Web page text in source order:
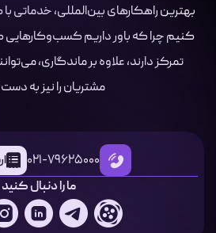
بهترین راهکارهای بین‌المللی، خدماتی
کنیم چرا که باور داریم کسب‌وکارهایی
تمرکز دارند، علاوه بر ماندگاری،
مشتریان را نیز به دست
021-79625000
ما را دنبال کنید